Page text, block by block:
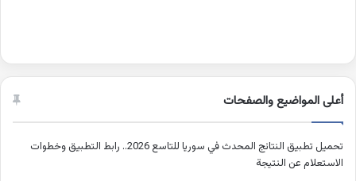
أعلى المواضيع والصفحات
تحميل تطبيق النتائج المحدث في سوريا للتاسع 2026.. رابط التطبيق وخطوات
الاستعلام عن النتيجة